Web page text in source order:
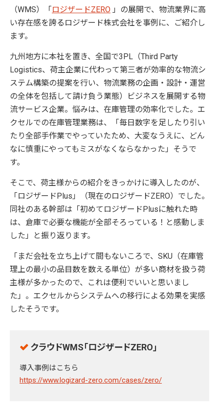
（WMS）「ロジザードZERO 」の展開で、物流業界に高
い存在感を誇るロジザード株式会社を事例に、ご紹介し
ます。
九州地方に本社を置き、全国で3PL（Third Party
Logistics、荷主企業に代わって第三者が効率的な物流シ
ステム構築の提案を行い、物流業務の企画・設計・運営
の全体を包括して請け負う業態）ビジネスを展開する物
流サービス企業。悩みは、在庫管理の効率化でした。エ
クセルでの在庫管理業務は、「毎日数字を足したり引い
たり全部手作業でやっていたため、大変なうえに、どん
なに慎重にやってもミスがなくならなかった」そうで
す。
そこで、荷主様からの紹介をきっかけに導入したのが、
「ロジザードPlus」（現在のロジザードZERO）でした。
同社のある幹部は「初めてロジザードPlusに触れた時
は、倉庫で必要な機能が全部そろっている！と感動しま
した」と振り返ります。
「まだ会社を立ち上げて間もないころで、SKU（在庫管
理上の最小の品目数を数える単位）が多い商材を扱う荷
主様が多かったので、これは便利でいいと思いまし
た」。エクセルからシステムへの移行による効果を実感
したそうです。
クラウドWMS「ロジザードZERO」
導入事例はこちら
https://www.logizard-zero.com/cases/zero/